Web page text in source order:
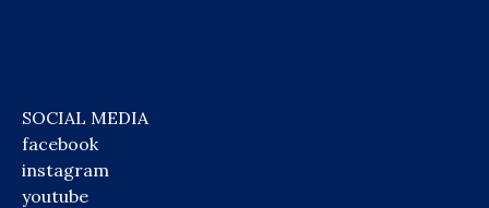
SOCIAL MEDIA
facebook
instagram
youtube